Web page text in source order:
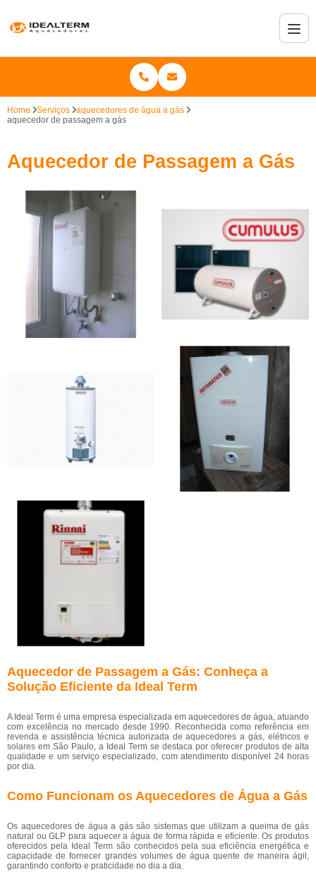
Home Serviços
aquecedores de água a gás
aquecedor de passagem a gás
Aquecedor de Passagem a Gás
Aquecedor de Passagem a Gás: Conheça a
Solução Eficiente da Ideal Term
A Ideal Term é uma empresa especializada em aquecedores de água, atuando
com excelência no mercado desde 1990. Reconhecida como referência em
revenda e assistência técnica autorizada de aquecedores a gás, elétricos e
solares em São Paulo, a Ideal Term se destaca por oferecer produtos de alta
qualidade e um serviço especializado, com atendimento disponível 24 horas
por dia.
Como Funcionam os Aquecedores de Água a Gás
Os aquecedores de água a gás são sistemas que utilizam a queima de gás
natural ou GLP para aquecer a água de forma rápida e eficiente. Os produtos
oferecidos pela Ideal Term são conhecidos pela sua eficiência energética e
capacidade de fornecer grandes volumes de água quente de maneira ágil,
garantindo conforto e praticidade no dia a dia.